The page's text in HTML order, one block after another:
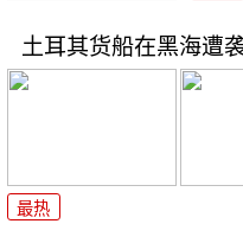
土耳其货船在黑海遭
最热